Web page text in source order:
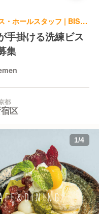
フレンチ, カフェ | レストランサービス・ホールスタッフ | BISTRO café Ladies & Gentlemen
手掛ける洗練ビス
集
都
区
1/4